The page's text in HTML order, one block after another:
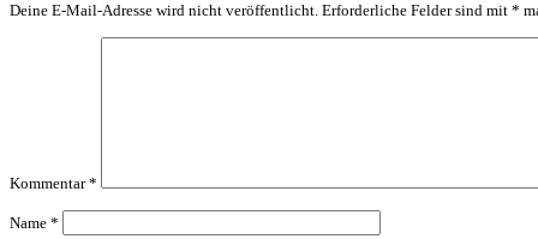
Deine E-Mail-Adresse wird nicht veröffentlicht. Erforderliche Felder sind mit *
Kommentar*
Name *